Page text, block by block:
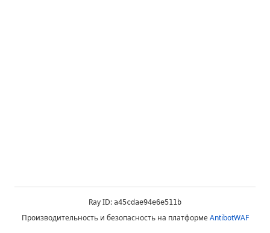
Ray ID: a45cdae94e6e511b
Производительность и безопасность на платформеAntibotWAF